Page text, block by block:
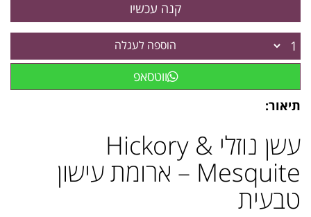
הוספה לעגלה
ווטסאפ
תיאור:
עשן נוזלי Hickory &
Mesquite – ארומת עישון
טבעית